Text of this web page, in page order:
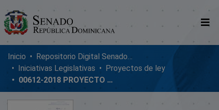
Comunidades
Glosario
Nosotros
Inicio
Repositorio Digital SenadoRD
Iniciativas Legislativas
Proyectos de ley
00612-2018 PROYECTO DE LEY